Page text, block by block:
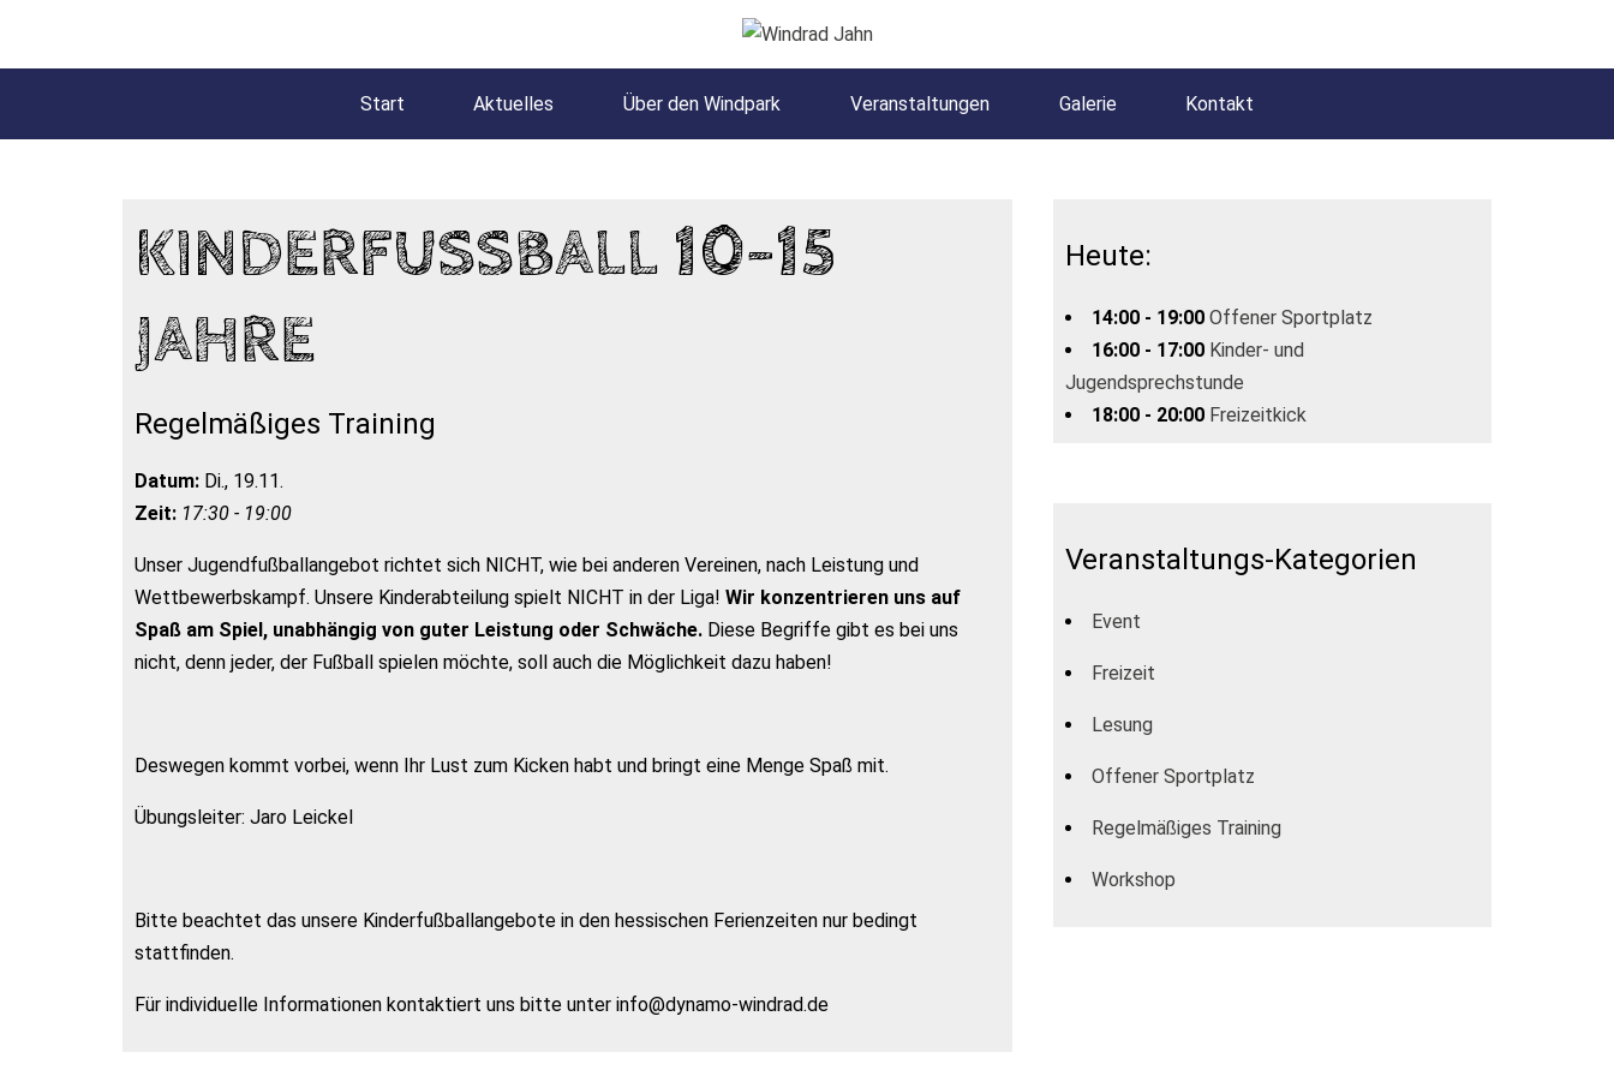
Start Aktuelles Über den Windpark Veranstaltungen Galerie Kontakt
KINDERFUSSBALL 10-15 J
AHRE
Regelmäßiges Training
Datum: Di., 19.11.
Zeit: 17:30 - 19:00
Unser Jugendfußballangebot richtet sich NICHT, wie bei anderen Vereinen, nach Leistung und
Wettbewerbskampf. Unsere Kinderabteilung spielt NICHT in der Liga! Wir konzentrieren uns auf
Spaß am Spiel, unabhängig von guter Leistung oder Schwäche. Diese Begriffe gibt es bei uns
nicht, denn jeder, der Fußball spielen möchte, soll auch die Möglichkeit dazu haben!
Deswegen kommt vorbei, wenn Ihr Lust zum Kicken habt und bringt eine Menge Spaß mit.
Übungsleiter: Jaro Leickel
Bitte beachtet das unsere Kinderfußballangebote in den hessischen Ferienzeiten nur bedingt
stattfinden.
Für individuelle Informationen kontaktiert uns bitte unter info@dynamo-windrad.de
Heute:
14:00 - 19:00 Offener Sportplatz
16:00 - 17:00 Kinder- und
Jugendsprechstunde
18:00 - 20:00 Freizeitkick
Veranstaltungs-Kategorien
Event
Freizeit
Lesung
Offener Sportplatz
Regelmäßiges Training
Workshop